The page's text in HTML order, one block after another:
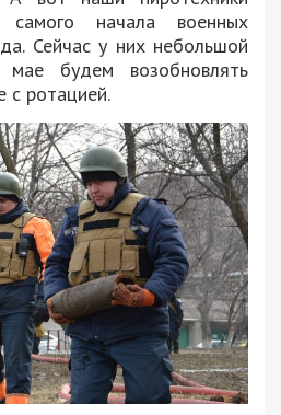
начала военных
Сейчас у них небольшой
будем возобновлять
с ротацией.